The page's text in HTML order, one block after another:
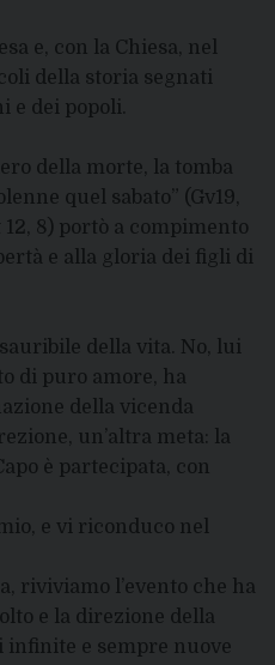
e, con la Chiesa, nel
della storia segnati
dei popoli.
della morte, la tomba
quel sabato” (Gv19,
8) portò a compimento
e alla gloria dei figli di
della vita. No, lui
di puro amore, ha
della vicenda
un’altra meta: la
è partecipata, con
e vi riconduco nel
riviviamo l’evento che ha
e la direzione della
infinite e sempre nuove